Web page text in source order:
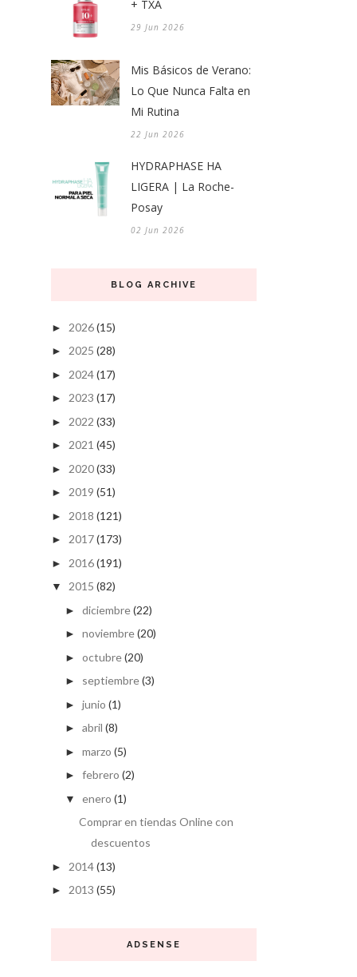
+ TXA
29 Jun 2026
Mis Básicos de Verano:
Lo Que Nunca Falta en
Mi Rutina
22 Jun 2026
HYDRAPHASE HA
LIGERA | La Roche-
Posay
02 Jun 2026
BLOG ARCHIVE
► 2026(15)
► 2025 (28)
► 2024(17)
► 2023 (17)
► 2022 (33)
► 2021 (45)
► 2020(33)
► 2019 (51)
► 2018 (121)
► 2017(173)
► 2016(191)
▼ 2015 (82)
► diciembre(22)
► noviembre(20)
► octubre(20)
► septiembre(3)
► junio (1)
► abril (8)
► marzo (5)
► febrero (2)
▼ enero (1)
Comprar en tiendas Online con
descuentos
► 2014(13)
► 2013 (55)
ADSENSE